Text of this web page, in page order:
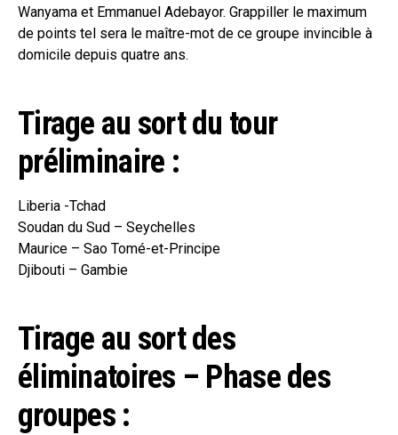
Wanyama et Emmanuel Adebayor. Grappiller le maximum
de points tel sera le maître-mot de ce groupe invincible à
domicile depuis quatre ans.
Tirage au sort du tour
préliminaire :
Liberia -Tchad
Soudan du Sud – Seychelles
Maurice – Sao Tomé-et-Principe
Djibouti – Gambie
Tirage au sort des
éliminatoires – Phase des
groupes :